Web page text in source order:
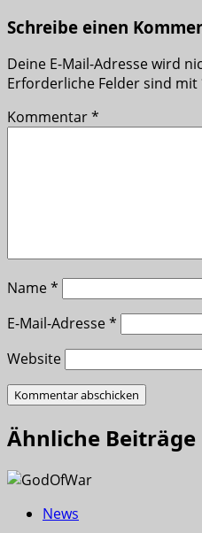
Schreibe einen
Deine E-Mail-Adresse wird
Erforderliche Felder sind mit
Kommentar*
Name*
E-Mail-Adresse*
Website
Ähnliche Beiträge
News